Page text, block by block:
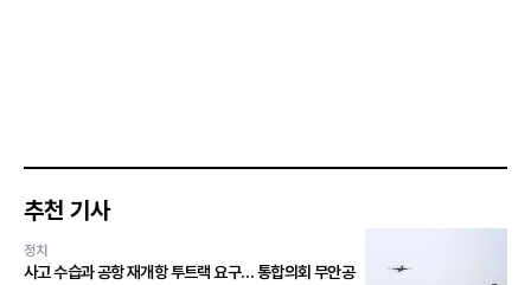
추천 기사
정치
사고 수습과 공항 재개항 투트랙 요구… 통합의회 무안공